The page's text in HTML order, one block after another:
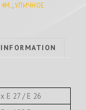
,УЛИЧНОЕ
E 27 / E 26